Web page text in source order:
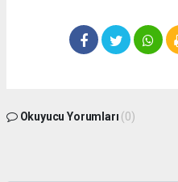
Okuyucu Yorumları (0)